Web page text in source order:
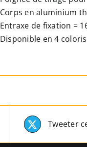
Corps en aluminium
Entraxe de fixation =
Disponible en 4
Tweeter